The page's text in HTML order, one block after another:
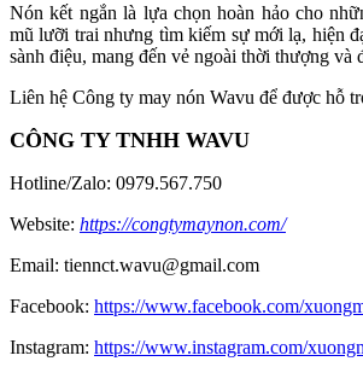
Nón kết ngắn là lựa chọn hoàn hảo cho
mũ lưỡi trai nhưng tìm kiếm sự mới lạ, hiện
sành điệu, mang đến vẻ ngoài thời thượng và
Liên hệ Công ty may nón Wavu để được hỗ
CÔNG TY TNHH WAVU
Hotline/Zalo: 0979.567.750
Website: https://congtymaynon.com/
Email: tiennct.wavu@gmail.com
Facebook: https://www.facebook.com/
Instagram: https://www.instagram.com/